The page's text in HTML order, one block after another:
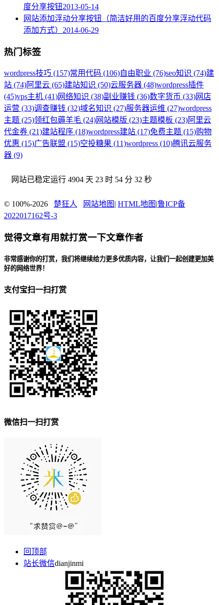
度分享按钮2013-05-14
网站添加浮动分享按钮（简洁好用的百度分享浮动代码
添加方式） 2014-06-29
热门标签
wordpress技巧 (157)常用代码 (106)自由职业 (76)seo知识 (74)建
站 (74)阿里云 (65)建站知识 (50)云服务器 (48)wordpress插件
(45)vps主机 (41)网络知识 (38)副业赚钱 (36)数字货币 (33)网店
运营 (33)调查赚钱 (32)域名知识 (27)服务器运维 (27)wordpress
主题 (25)领红包薅羊毛 (24)网站模版 (23)主题模板 (23)阿里云
代金券 (21)建站程序 (18)wordpress建站 (17)免费主题 (15)购物
优惠 (15)广告联盟 (15)空投糖果 (11)wordpress (10)腾讯云服务
器 (9)
网站已稳定运行 4904 天 23 时 54 分 33 秒
© 100%-2026 楚狂人 网站地图 | HTML地图 |鲁ICP备
2022017162号-3
觉得文章有用就打赏一下文章作者
非常感谢你的打赏，我们将继续给力更多优质内容，让我们一起创建更加美
好的网络世界！
支付宝扫一扫打赏
微信扫一扫打赏
回顶部
站长微信dianjinmi